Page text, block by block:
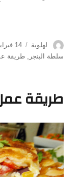
الكاتب
لهلوبة
نُشرت
في
14 فبراير، 2014
سلطة البنجر
,طريقة
طريقة